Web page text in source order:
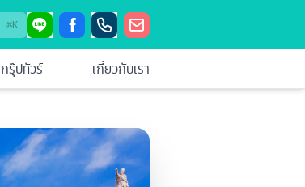
⌘K
รุ๊ปทัวร์ เกี่ยวกับเรา